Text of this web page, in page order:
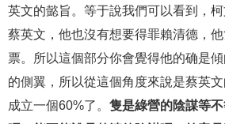
英文的懿旨。等于說我們可以看到，
蔡英文，他也沒有想要得罪賴清德，
票。所以這個部分你會覺得他的确是
的側翼，所以從這個角度來說是蔡英
成立一個60%了。 隻是綠營的陰謀等